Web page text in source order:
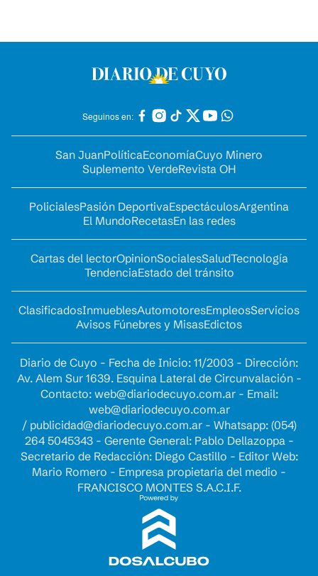
Seguinos en:
San JuanPolíticaEconomíaCuyo Minero
Suplemento VerdeRevista OH
PolicialesPasión DeportivaEspectáculosArgentina
El MundoRecetasEn las redes
Cartas del lectorOpinionSocialesSaludTecnología
TendenciaEstado del tránsito
ClasificadosInmueblesAutomotoresEmpleosServicios
Avisos Fúnebres y MisasEdictos
Diario de Cuyo - Fecha de Inicio: 11/2003 - Dirección:
Av. Alem Sur 1639. Esquina Lateral de Circunvalación -
Contacto: web@diariodecuyo.com.ar- Email:
web@diariodecuyo.com.ar
/ publicidad@diariodecuyo.com.ar- Whatsapp: (054)
264 5045343 - Gerente General: Pablo Dellazoppa -
Secretario de Redacción: Diego Castillo - Editor Web:
Mario Romero - Empresa propietaria del medio -
FRANCISCO MONTES S.A.C.I.F.